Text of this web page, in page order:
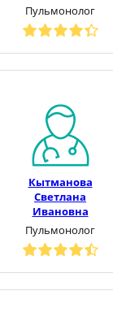
Пульмонолог
Кытманова
Светлана
Ивановна
Пульмонолог